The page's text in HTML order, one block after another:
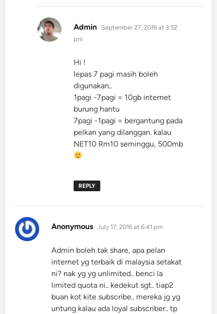
Admin says:
September 27, 2016 at 3:52
pm
Hi !
lepas 7 pagi masih boleh
digunakan..
1pagi -7pagi = 10gb internet
burung hantu
7pagi -1pagi = bergantung pada
pelkan yang dilanggan. kalau
NET10 Rm10 seminggu, 500mb
REPLY
Anonymous says:
July 17, 2016 at 6:41 pm
Admin boleh tak share, apa pelan
internet yg terbaik di malaysia setakat
ni? nak yg yg unlimited.. benci la
limited quota ni.. kedekut sgt.. tiap2
buan kot kite subscribe.. mereka jg yg
untung kalau ada loyal subscriber.. tp